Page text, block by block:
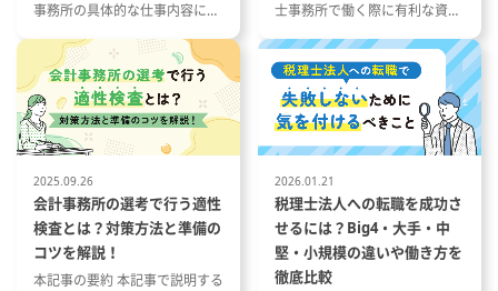
事務所の具体的な仕事内容につ
繁忙期について 会計事務所で働
く際に役立つ資格や経験につい
て
士事務所で働く際に有利な資格
内容と資格が与える影響 資格や
スキルを活かした税理士事務所
への転職成功事例
2025.09.26
会計事務所の選考で行う適性
検査とは？対策方法と準備の
コツを解説！
本記事の要約 本記事で説明する
2026.01.21
税理士法人への転職を成功さ
せるには？Big4・大手・中
堅・小規模の違いや働き方を
徹底比較